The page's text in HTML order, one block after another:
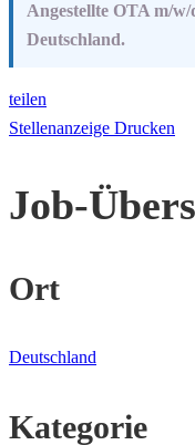
Angestellte OTA m/
Deutschland.
teilen
Stellenanzeige Drucken
Job-
Ort
Deutschland
Kategorie